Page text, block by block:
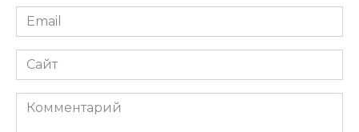
Email
*
Сайт
Комментарий